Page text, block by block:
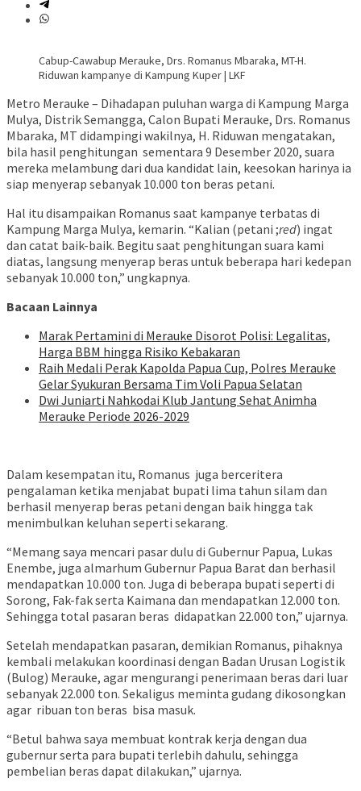
Cabup-Cawabup Merauke, Drs. Romanus Mbaraka, MT-H.
Riduwan kampanye di Kampung Kuper | LKF
Metro Merauke – Dihadapan puluhan warga di Kampung Marga
Mulya, Distrik Semangga, Calon Bupati Merauke, Drs. Romanus
Mbaraka, MT didampingi wakilnya, H. Riduwan mengatakan,
bila hasil penghitungan sementara 9 Desember 2020, suara
mereka melambung dari dua kandidat lain, keesokan harinya ia
siap menyerap sebanyak 10.000 ton beras petani.
Hal itu disampaikan Romanus saat kampanye terbatas di
Kampung Marga Mulya, kemarin. “Kalian (petani ;red) ingat
dan catat baik-baik. Begitu saat penghitungan suara kami
diatas, langsung menyerap beras untuk beberapa hari kedepan
sebanyak 10.000 ton,” ungkapnya.
Bacaan Lainnya
Marak Pertamini di Merauke Disorot Polisi: Legalitas,
Harga BBM hingga Risiko Kebakaran
Raih Medali Perak Kapolda Papua Cup, Polres Merauke
Gelar Syukuran Bersama Tim Voli Papua Selatan
Dwi Juniarti Nahkodai Klub Jantung Sehat Animha
Merauke Periode 2026-2029
Dalam kesempatan itu, Romanus juga berceritera
pengalaman ketika menjabat bupati lima tahun silam dan
berhasil menyerap beras petani dengan baik hingga tak
menimbulkan keluhan seperti sekarang.
“Memang saya mencari pasar dulu di Gubernur Papua, Lukas
Enembe, juga almarhum Gubernur Papua Barat dan berhasil
mendapatkan 10.000 ton. Juga di beberapa bupati seperti di
Sorong, Fak-fak serta Kaimana dan mendapatkan 12.000 ton.
Sehingga total pasaran beras didapatkan 22.000 ton,” ujarnya.
Setelah mendapatkan pasaran, demikian Romanus, pihaknya
kembali melakukan koordinasi dengan Badan Urusan Logistik
(Bulog) Merauke, agar mengurangi penerimaan beras dari luar
sebanyak 22.000 ton. Sekaligus meminta gudang dikosongkan
agar ribuan ton beras bisa masuk.
“Betul bahwa saya membuat kontrak kerja dengan dua
gubernur serta para bupati terlebih dahulu, sehingga
pembelian beras dapat dilakukan,” ujarnya.